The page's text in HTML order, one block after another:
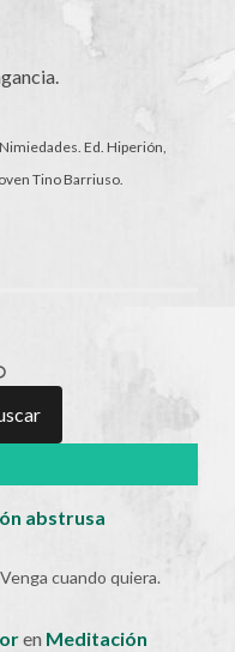
Ed. Hiperión,
Tino Barriuso.
abstrusa
cuando quiera.
en Meditación